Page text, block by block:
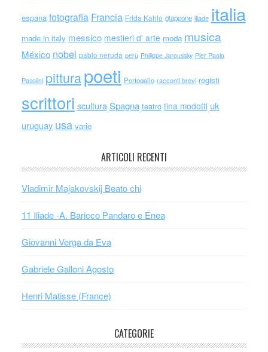
espana fotografia Francia Frida Kahlo giappone iliade italia
made in italy messico mestieri d' arte moda musica
México nobel pablo neruda perù Philippe Jaroussky Pier Paolo
Pasolini pitturapoeti Portogallo racconti brevi registi
scrittori scultura Spagna teatro tina modotti uk
uruguay usa varie
ARTICOLI RECENTI
Vladimir Majakovskij Beato chi
11 Iliade -A. Baricco Pandaro e Enea
Giovanni Verga da Eva
Gabriele Galloni Agosto
Henri Matisse (France)
CATEGORIE